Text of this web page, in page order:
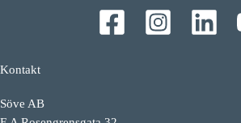
Kontakt
Söve AB